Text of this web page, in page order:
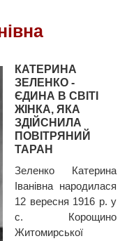
КАТЕРИНА
ЗЕЛЕНКО -
ЄДИНА В СВІТІ
ЖІНКА, ЯКА
ЗДІЙСНИЛА
ПОВІТРЯНИЙ
ТАРАН
Зеленко Катерина
Іванівна народилася
12 вересня 1916 р. у
с. Корощино
Житомирської